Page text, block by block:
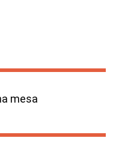
mesa